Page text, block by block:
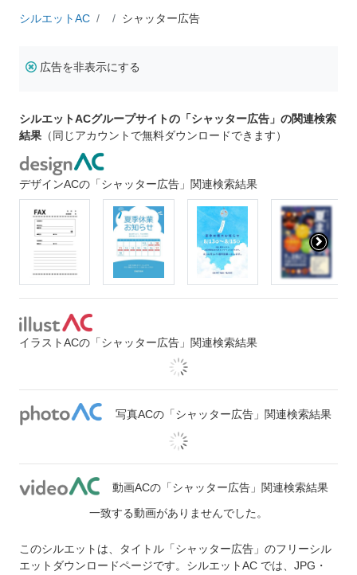
シルエットAC シャッター広告
広告を非表示にする
シルエットACグループサイトの「シャッター広告」の関連検索
結果 （同じアカウントで無料ダウンロードできます）
デザインACの「シャッター広告」関連検索結果
イラストACの「シャッター広告」関連検索結果
写真ACの「シャッター広告」関連検索結果
動画ACの「シャッター広告」関連検索結果
一致する動画がありませんでした。
このシルエットは、タイトル「シャッター広告」のフリーシル
エットダウンロードページです。シルエットAC では、JPG・